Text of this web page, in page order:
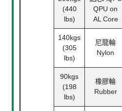
(440
lbs)
QPU on
AL Core
140kgs
(305
lbs)
尼龍輪
Nylon
90kgs
(198
lbs)
橡膠輪
Rubber